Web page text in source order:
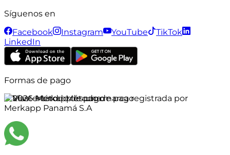
Síguenos en
Facebook
Instagram YouTube
TikTok
LinkedIn
Formas de pago
©2026Merkapp es una marca registrada por
Merkapp Panamá S.A